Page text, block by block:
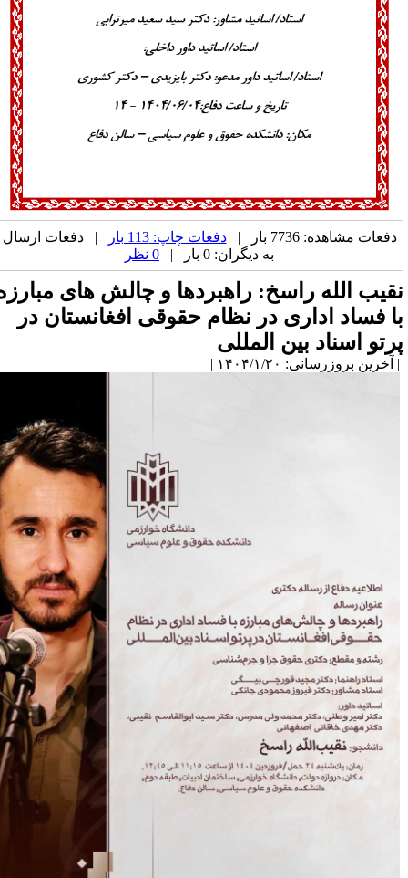
دفعات مشاهده: 7736 بار | دفعات چاپ: 113 بار
| دفعات ارسال
به دیگران: 0 بار |
الله راسخ: راهبردها و چالش های مبارزه
فساد اداری در نظام حقوقی افغانستان در
اسناد بین المللی
بروزرسانی: ۱۴۰۴/۱/۲۰ |